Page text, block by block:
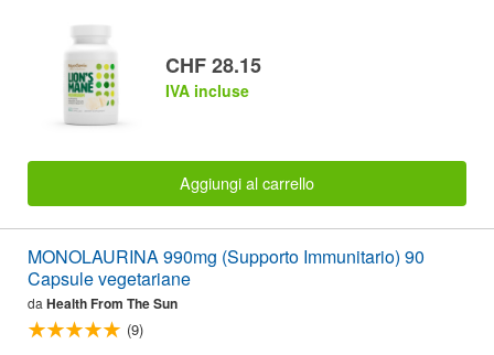
CHF 28.15
IVA incluse
Aggiungi al carrello
MONOLAURINA 990mg (Supporto Immunitario) 90
Capsule vegetariane
da Health From The Sun
(9)